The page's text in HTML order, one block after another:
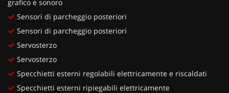
grafico e sonoro
Sensori di parcheggio posteriori
Sensori di parcheggio posteriori
Servosterzo
Servosterzo
Specchietti esterni regolabili elettricamente e riscaldati
Specchietti esterni ripiegabili elettricamente